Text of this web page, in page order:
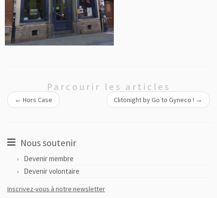
Parcourir les articles
← Hors Case Clitonight by Go to Gyneco ! →
Nous soutenir
Devenir membre
Devenir volontaire
Inscrivez-vous à notre newsletter